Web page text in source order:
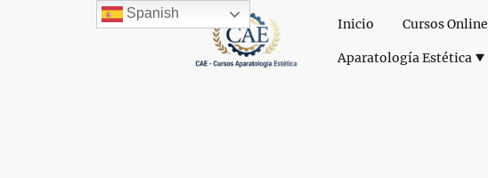
Inicio Cursos Online
Aparatología Estética
Spanish